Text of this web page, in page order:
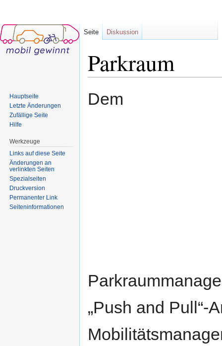
Parkraum
Dem
„Push and Pull“-
Seite Diskussion
Hauptseite
Letzte Änderungen
Zufällige Seite
Hilfe
Werkzeuge
Links auf diese Seite
Änderungen an
verlinkten Seiten
Spezialseiten
Druckversion
Permanenter Link
Seiten­informationen